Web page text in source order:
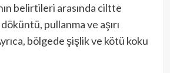
belirtileri arasında ciltte
döküntü, pullanma ve aşırı
bölgede şişlik ve kötü koku